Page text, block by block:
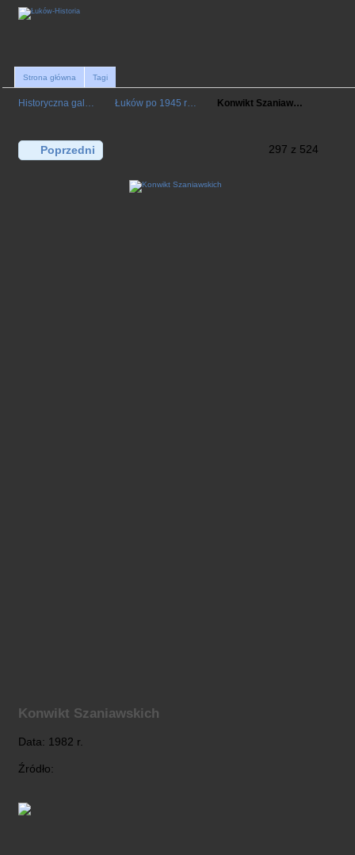
Strona główna Tagi
Historyczna gal… Łuków po 1945 r… Konwikt Szaniaw…
Poprzedni 297 z 524
Konwikt Szaniawskich
Data: 1982 r.
Źródło: